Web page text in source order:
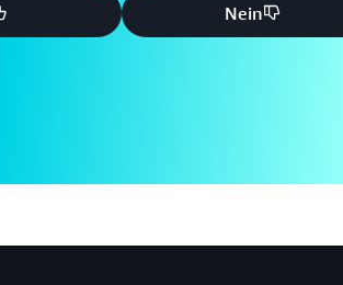
Nein